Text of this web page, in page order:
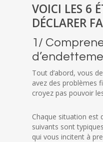
VOICI LES 6
DÉCLARER
1/
Tout d’abord, vous
avez des problèmes
croyez pas pouvoir
Chaque situation est
suivants sont
qui vous incitent à